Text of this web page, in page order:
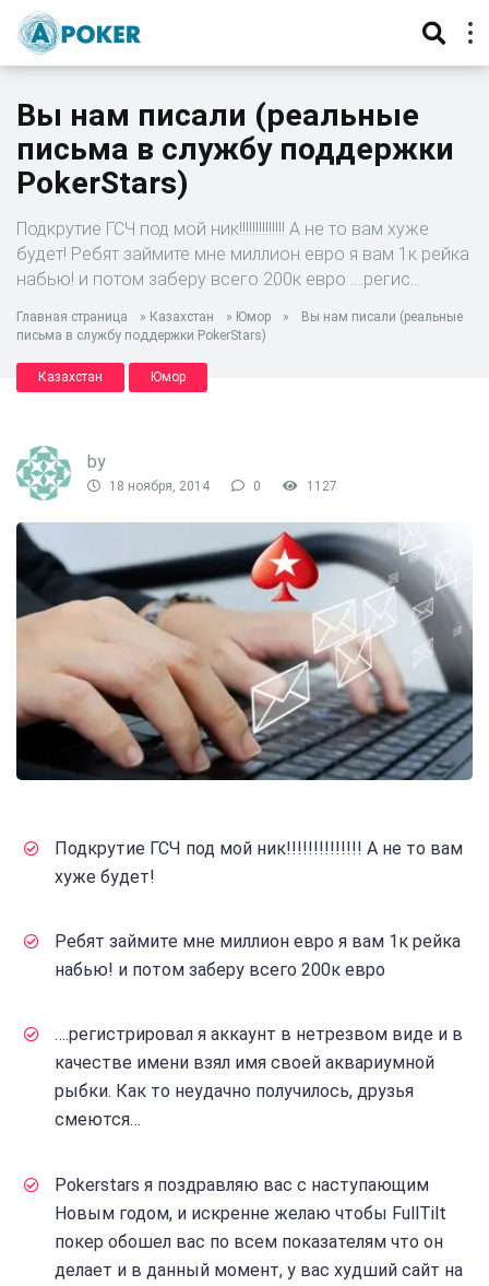
Вы нам писали (реальные
письма в службу поддержки
PokerStars)
Подкрутие ГСЧ под мой ник!!!!!!!!!!!!!! А не то вам хуже
будет! Ребят займите мне миллион евро я вам 1к рейка
набью! и потом заберу всего 200к евро ….регис…
Главная страница » Казахстан » Юмор »
Вы нам писали (реальные
письма в службу поддержки PokerStars)
Казахстан Юмор
by
18 ноября, 2014 0 1127
Подкрутие ГСЧ под мой ник!!!!!!!!!!!!!! А не то вам
хуже будет!
Ребят займите мне миллион евро я вам 1к рейка
набью! и потом заберу всего 200к евро
….регистрировал я аккаунт в нетрезвом виде и в
качестве имени взял имя своей аквариумной
рыбки. Как то неудачно получилось, друзья
смеются…
Pokerstars я поздравляю вас с наступающим
Новым годом, и искренне желаю чтобы FullTilt
покер обошел вас по всем показателям что он
делает и в данный момент, у вас худший сайт на